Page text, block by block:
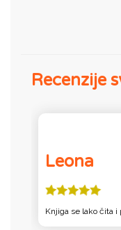
Recenzije
Leona
Knjiga se lako čita i